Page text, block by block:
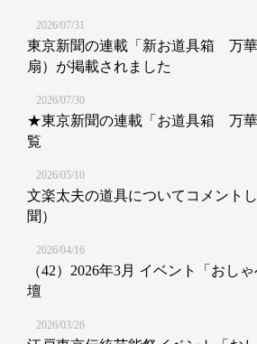
2026/07/31
東京新聞の連載「新お道具箱 万
扇）が掲載されました
2026/07/30
★東京新聞の連載「お道具箱 万華
覧
2026/05/10
文楽太夫の道具についてコメント
聞）
2026/04/16
（42）2026年3月 イベント「おし
壇
2026/03/26